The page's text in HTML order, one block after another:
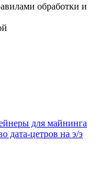
обработки и
для майнинга
дата-цетров на э/э